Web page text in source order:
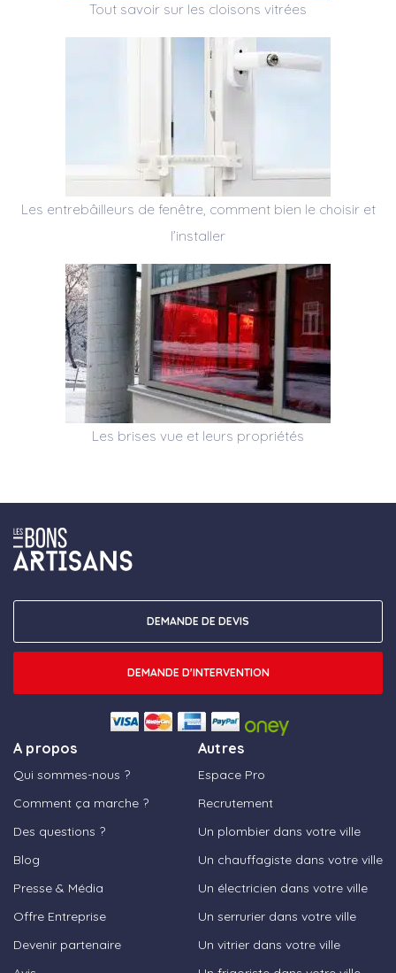
Tout savoir sur les cloisons vitrées
Les entrebâilleurs de fenêtre, comment bien le choisir et
l’installer
Les brises vue et leurs propriétés
A propos
Qui sommes-nous ?
Comment ça marche ?
Des questions ?
Blog
Presse & Média
Offre Entreprise
Devenir partenaire
Autres
Espace Pro
Recrutement
Un plombier dans votre ville
Un chauffagiste dans votre ville
Un électricien dans votre ville
Un serrurier dans votre ville
Un vitrier dans votre ville
DEMANDE DE DEVIS
DEMANDE D'INTERVENTION